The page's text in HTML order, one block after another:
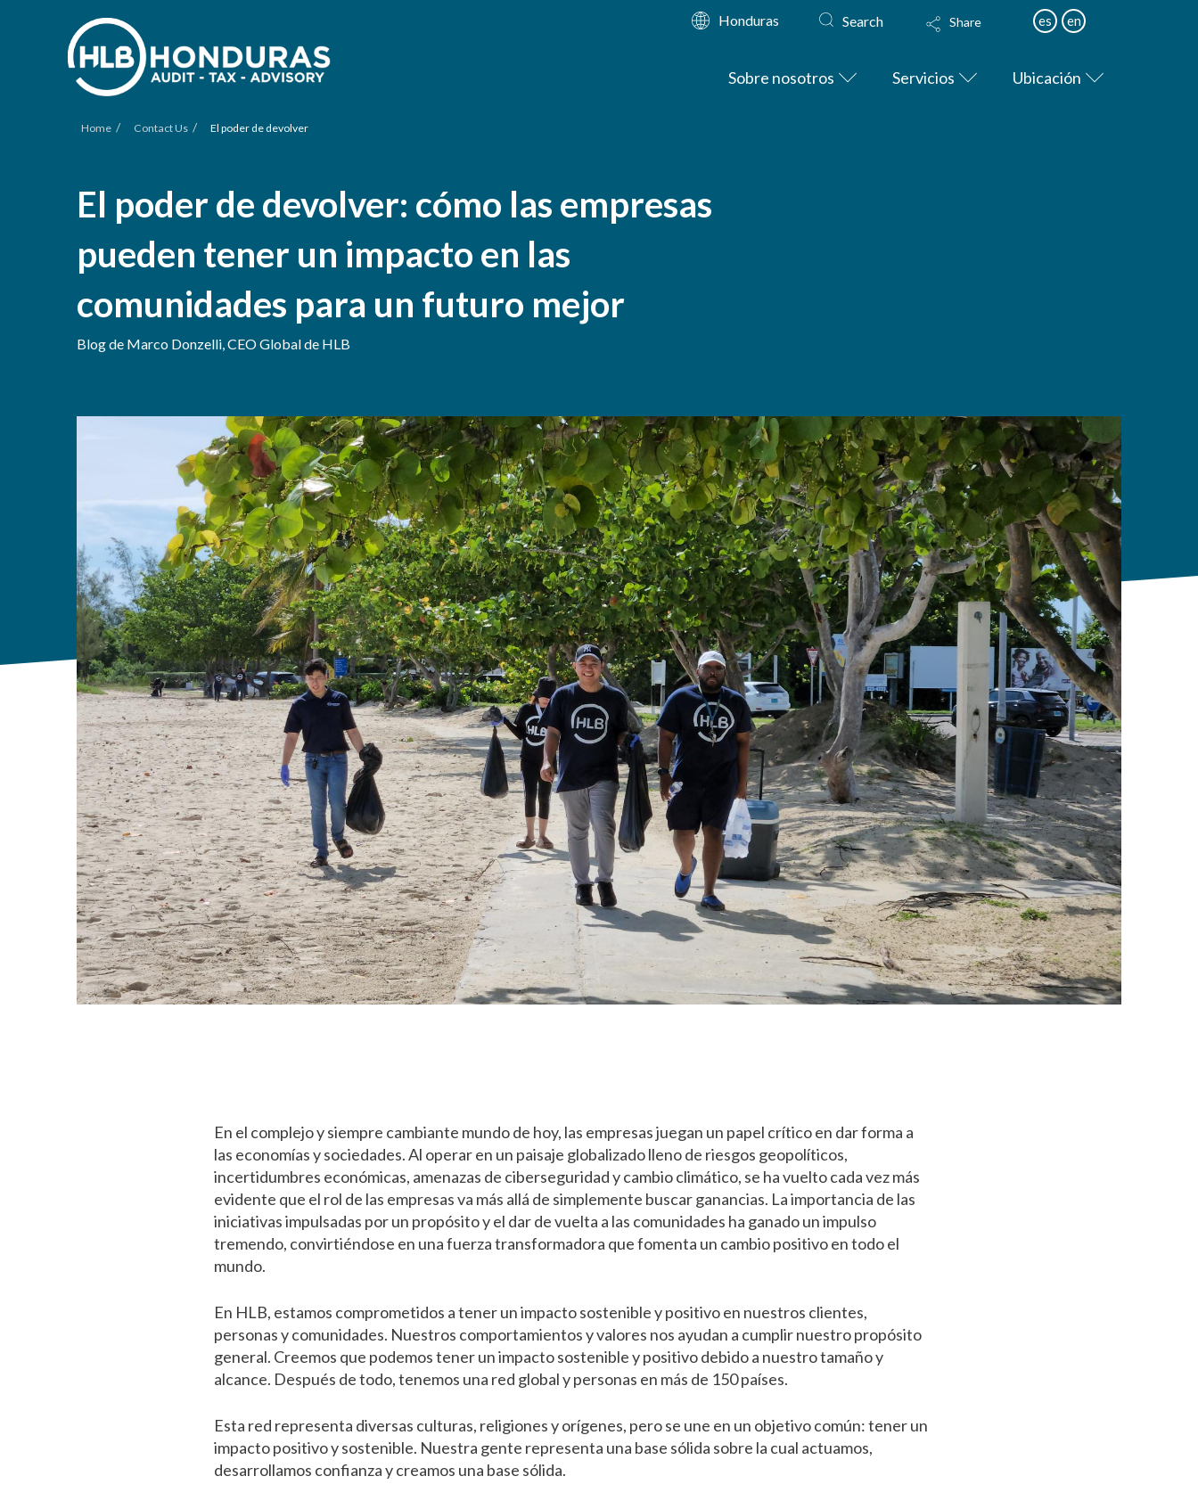
Honduras Search Share es en
Sobre nosotros Servicios Ubicación
Home / Contact Us / El poder de devolver
El poder de devolver: cómo las empresas
pueden tener un impacto en las
comunidades para un futuro mejor
Blog de Marco Donzelli, CEO Global de HLB
En el complejo y siempre cambiante mundo de hoy, las empresas juegan un papel crítico en dar forma a
las economías y sociedades. Al operar en un paisaje globalizado lleno de riesgos geopolíticos,
incertidumbres económicas, amenazas de ciberseguridad y cambio climático, se ha vuelto cada vez más
evidente que el rol de las empresas va más allá de simplemente buscar ganancias. La importancia de las
iniciativas impulsadas por un propósito y el dar de vuelta a las comunidades ha ganado un impulso
tremendo, convirtiéndose en una fuerza transformadora que fomenta un cambio positivo en todo el
mundo.
En HLB, estamos comprometidos a tener un impacto sostenible y positivo en nuestros clientes,
personas y comunidades. Nuestros comportamientos y valores nos ayudan a cumplir nuestro propósito
general. Creemos que podemos tener un impacto sostenible y positivo debido a nuestro tamaño y
alcance. Después de todo, tenemos una red global y personas en más de 150 países.
Esta red representa diversas culturas, religiones y orígenes, pero se une en un objetivo común: tener un
impacto positivo y sostenible. Nuestra gente representa una base sólida sobre la cual actuamos,
desarrollamos confianza y creamos una base sólida.